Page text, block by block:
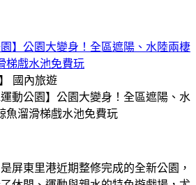
】公園大變身！全區遮陽、水陸兩棲
梯戲水池免費玩
國內旅遊
屏東里港近期整修完成的全新公園，